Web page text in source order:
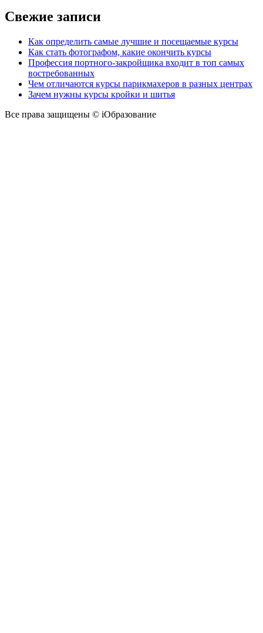
Свежие записи
Как определить самые лучшие и посещаемые курсы
Как стать фотографом, какие окончить курсы
Профессия портного-закройщика входит в топ самых
востребованных
Чем отличаются курсы парикмахеров в разных центрах
Зачем нужны курсы кройки и шитья
Все права защищены © iОбразование